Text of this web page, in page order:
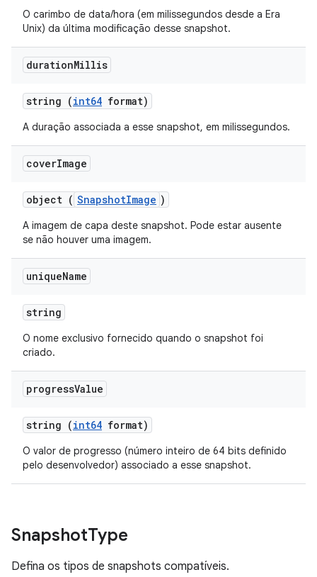
O carimbo de data/hora (em milissegundos desde a Era
Unix) da última modificação desse snapshot.
durationMillis
string (int64 format)
A duração associada a esse snapshot, em milissegundos.
coverImage
object ( SnapshotImage )
A imagem de capa deste snapshot. Pode estar ausente
se não houver uma imagem.
uniqueName
string
O nome exclusivo fornecido quando o snapshot foi
criado.
progressValue
string (int64 format)
O valor de progresso (número inteiro de 64 bits definido
pelo desenvolvedor) associado a esse snapshot.
SnapshotType
Defina os tipos de snapshots compatíveis.